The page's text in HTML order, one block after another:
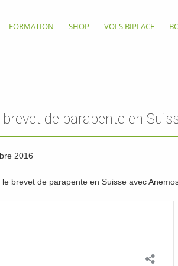
FORMATION SHOP VOLS BIPLACE
de parapente en
2016
brevet de parapente en Suisse avec